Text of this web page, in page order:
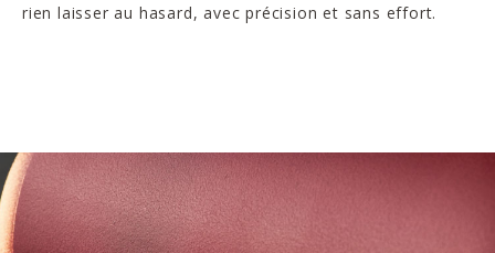
rien laisser au hasard, avec précision et sans effort.